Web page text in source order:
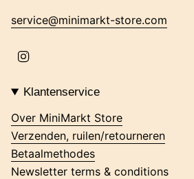
service@minimarkt-store.com
t
g
r
a
Klantenservice
Over MiniMarkt Store
Verzenden, ruilen/retourneren
Betaalmethodes
Newsletter terms & conditions